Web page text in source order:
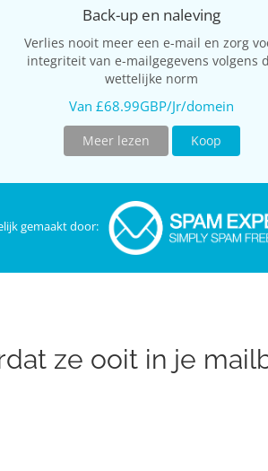
Back-up en naleving
Verlies nooit meer een e-mail en zorg
integriteit van e-mailgegevens volgens
wettelijke norm
Van £68.99GBP/Jr/domein
Meer lezen Koop
gemaakt door:
ze ooit in je